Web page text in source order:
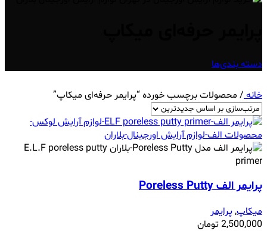
دسته بندی‌ها
خانه/ محصولات برچسب خورده “پرایمر حرفه‌ای میکاپ”
پرایمر الف Poreless Putty
میکاپ,پرایمر
2,500,000تومان